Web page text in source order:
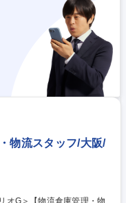
境を支える業務 ■品質管
検査 など 森永乳業グルー
についても設備の増強を実
非お待ちしております！ 募
】森永乳業グループ/マイカ
物流スタッフ/大阪/